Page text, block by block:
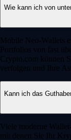
Wie kann ich von
Mobile Neo-Wallets
Portfolios von fast
Crypto.com können
verfolgen und Ihre
Kann ich das
Viele moderne
mit denen Sie Ihr